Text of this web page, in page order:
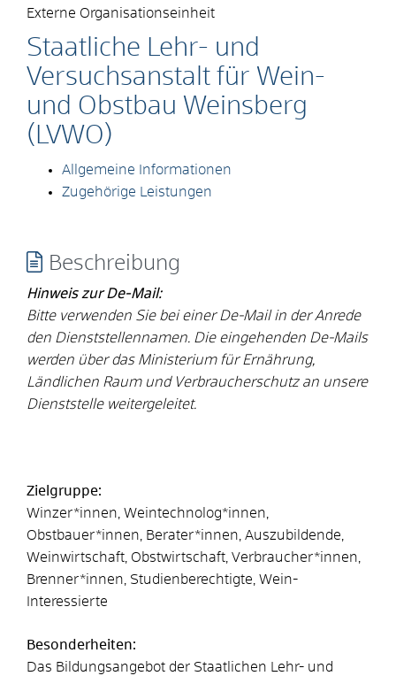
Externe Organisationseinheit
Staatliche Lehr- und
Versuchsanstalt für Wein-
und Obstbau Weinsberg
(LVWO)
Allgemeine Informationen
Zugehörige Leistungen
Beschreibung
Hinweis zur De-Mail:
Bitte verwenden Sie bei einer De-Mail in der Anrede
den Dienststellennamen. Die eingehenden De-Mails
werden über das Ministerium für Ernährung,
Ländlichen Raum und Verbraucherschutz an unsere
Dienststelle weitergeleitet.
Zielgruppe:
Winzer*innen, Weintechnolog*innen,
Obstbauer*innen, Berater*innen, Auszubildende,
Weinwirtschaft, Obstwirtschaft, Verbraucher*innen,
Brenner*innen, Studienberechtigte, Wein-
Interessierte
Besonderheiten:
Das Bildungsangebot der Staatlichen Lehr- und